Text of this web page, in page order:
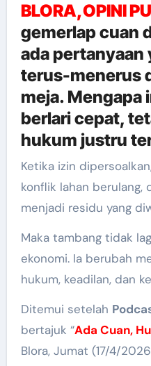
BLORA,OPINI
gemerlap cuan
ada pertanyaan
terus-menerus
meja. Mengapa
berlari cepat,
hukum justru
Ketika izin dipersoalkan, pengawasan melemah,
konflik lahan berulang,
menjadi residu yang
Maka tambang tidak
ekonomi. Ia berubah
hukum, keadilan, dan
Ditemui setelah
bertajuk “Ada Cuan,
Blora, Jumat (17/4/